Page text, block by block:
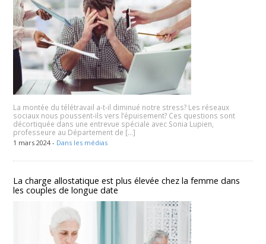
La montée du télétravail a-t-il diminué notre stress? Les réseaux
sociaux nous poussent-ils vers l’épuisement? Ces questions sont
décortiquée dans une entrevue spéciale avec Sonia Lupien,
professeure au Département de […]
1 mars 2024 - Dans les médias
La charge allostatique est plus élevée chez la femme dans
les couples de longue date